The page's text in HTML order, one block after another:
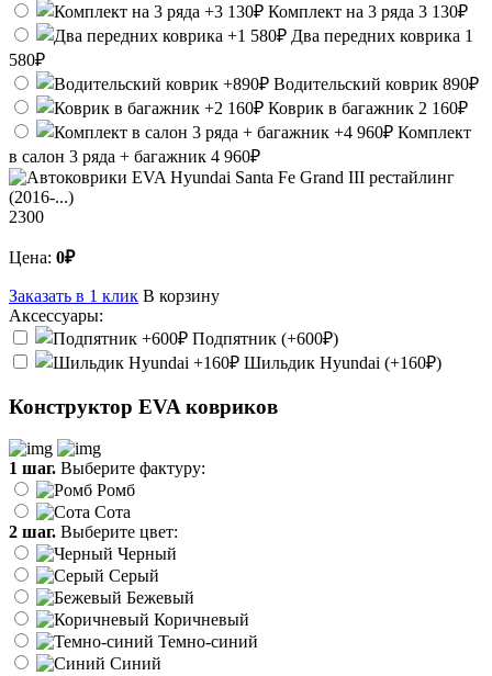
Комплект на 3 ряда 3 130₽
Два передних коврика 1
580₽
Водительский коврик 890₽
Коврик в багажник 2 160₽
Комплект
в салон 3 ряда + багажник 4 960₽
2300
Цена: 0₽
Заказать в 1 клик В корзину
Аксессуары:
Подпятник (+600₽)
Шильдик Hyundai (+160₽)
Конструктор EVA ковриков
1 шаг. Выберите фактуру:
Ромб
Сота
2 шаг. Выберите цвет:
Черный
Серый
Бежевый
Коричневый
Темно-синий
Синий